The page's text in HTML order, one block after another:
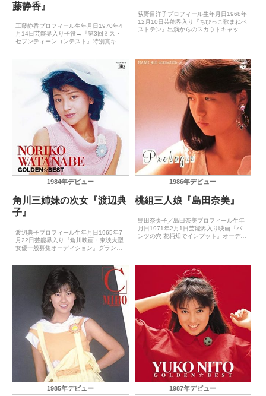
藤静香』
工藤静香プロフィール生年月日1970年4
月14日芸能界入り子役→『第3回ミス・
セブンティーンコンテスト』特別賞キャ
ンティーンクラブとして1986年7月21日
荻野目洋子プロフィール生年月日1968年
12月10日芸能界入り『ちびっこ歌まねベ
ストテン』出演からのスカウトキャッチ
1984年デビュー
角川三姉妹の次女『渡辺典
子』
渡辺典子プロフィール生年月日1965年7
月22日芸能界入り『角川映画・東映大型
女優一般募集オーディション』グランプ
主要音楽祭受賞歴（最優秀新人賞）－主
要音楽祭受賞歴...
1986年デビュー
桃組三人娘『島田奈美』
島田奈央子／島田奈美プロフィール生年
月日1971年2月1日芸能界入り映画『パ
ンツの穴 花柄畑でインプット』オーディ
音楽賞受賞歴（...
1985年デビュー 1987年デビュー